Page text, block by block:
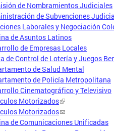
de Nombramientos Judiciales
de Subvenciones
Laborales y Negociación
de Asuntos Latinos
de Empresas Locales
de Control de Lotería y Juegos
de Salud Mental
de Policía Metropolitana
Cinematográfico y Televisivo
Motorizados
Motorizados
de Comunicaciones Unificadas